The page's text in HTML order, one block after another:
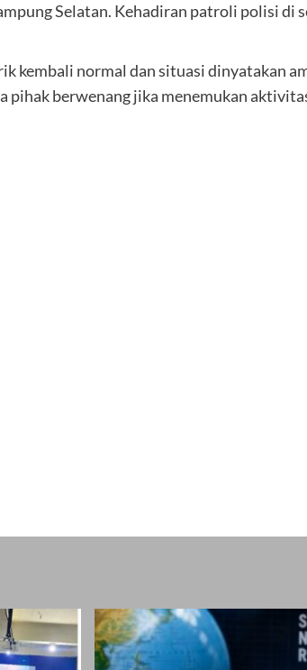
Selatan. Kehadiran patroli polisi di
kembali normal dan situasi dinyatakan
berwenang jika menemukan